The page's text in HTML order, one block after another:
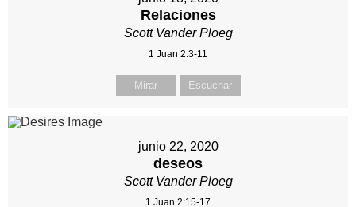
Relaciones
Scott Vander Ploeg
1 Juan 2:3-11
Mirar Escuchar
junio 22, 2020
deseos
Scott Vander Ploeg
1 Juan 2:15-17